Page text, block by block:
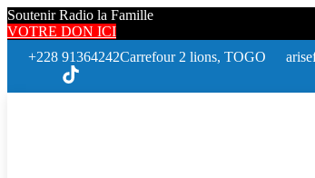
Soutenir Radio la Famille
VOTRE DON ICI
+228 91364242Carrefour 2 lions, TOGO